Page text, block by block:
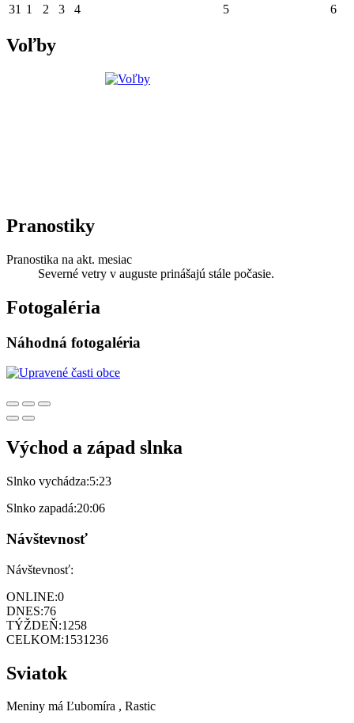
31 1 2 3 4 5 6
Voľby
Pranostiky
Pranostika na akt. mesiac
Severné vetry v auguste prinášajú stále počasie.
Fotogaléria
Náhodná fotogaléria
Východ a západ slnka
Slnko vychádza:5:23
Slnko zapadá:20:06
Návštevnosť
Návštevnosť:
ONLINE:0
DNES:76
TÝŽDEŇ:1258
CELKOM:1531236
Sviatok
Meniny má Ľubomíra , Rastic